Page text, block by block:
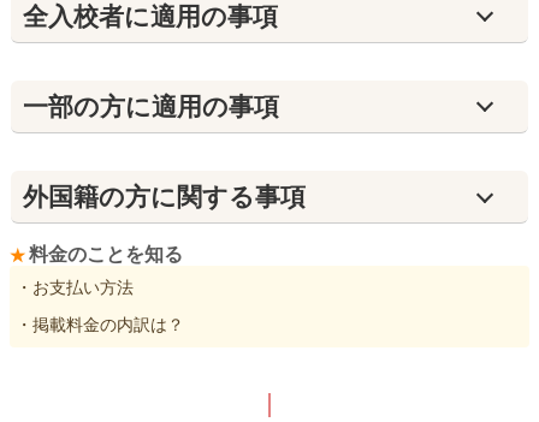
全入校者に適用の事項
⼀部の方に適用の事項
外国籍の方に関する事項
料金のことを知る
・お支払い方法
・掲載料金の内訳は？